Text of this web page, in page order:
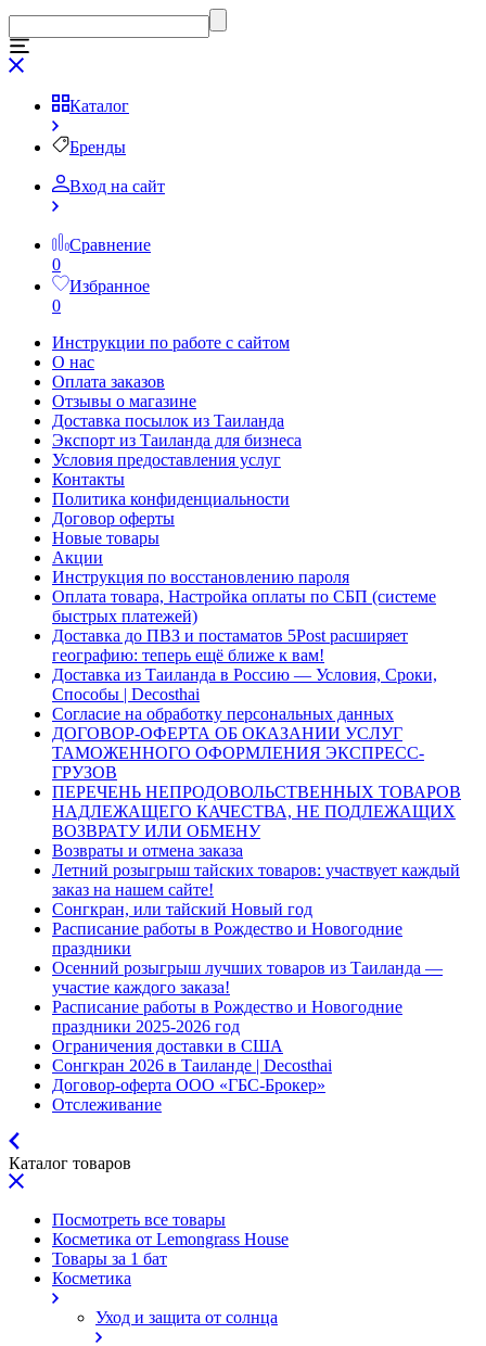
Каталог
Бренды
Вход на сайт
Сравнение
0
Избранное
0
Инструкции по работе с сайтом
О нас
Оплата заказов
Отзывы о магазине
Доставка посылок из Таиланда
Экспорт из Таиланда для бизнеса
Условия предоставления услуг
Контакты
Политика конфиденциальности
Договор оферты
Новые товары
Акции
Инструкция по восстановлению пароля
Оплата товара, Настройка оплаты по СБП (системе
быстрых платежей)
Доставка до ПВЗ и постаматов 5Post расширяет
географию: теперь ещё ближе к вам!
Доставка из Таиланда в Россию — Условия, Сроки,
Способы | Decosthai
Согласие на обработку персональных данных
ДОГОВОР-ОФЕРТА ОБ ОКАЗАНИИ УСЛУГ
ТАМОЖЕННОГО ОФОРМЛЕНИЯ ЭКСПРЕСС-
ГРУЗОВ
ПЕРЕЧЕНЬ НЕПРОДОВОЛЬСТВЕННЫХ ТОВАРОВ
НАДЛЕЖАЩЕГО КАЧЕСТВА, НЕ ПОДЛЕЖАЩИХ
ВОЗВРАТУ ИЛИ ОБМЕНУ
Возвраты и отмена заказа
Летний розыгрыш тайских товаров: участвует каждый
заказ на нашем сайте!
Сонгкран, или тайский Новый год
Расписание работы в Рождество и Новогодние
праздники
Осенний розыгрыш лучших товаров из Таиланда —
участие каждого заказа!
Расписание работы в Рождество и Новогодние
праздники 2025-2026 год
Ограничения доставки в США
Сонгкран 2026 в Таиланде | Decosthai
Договор-оферта ООО «ГБС-Брокер»
Отслеживание
Каталог товаров
Посмотреть все товары
Косметика от Lemongrass House
Товары за 1 бат
Косметика
Уход и защита от солнца